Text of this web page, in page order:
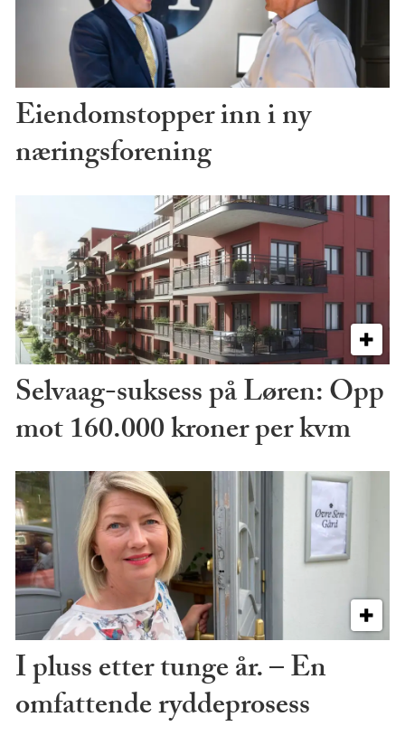
Eiendomstopper inn i ny
næringsforening
Selvaag-suksess på Løren: Opp
mot 160.000 kroner per kvm
I pluss etter tunge år. – En
omfattende ryddeprosess